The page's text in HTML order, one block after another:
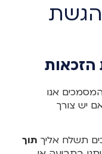
הזכאות
אנו
יש צורך
תשלח אליך תוך